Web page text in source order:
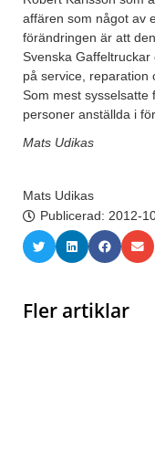
affären som något av
förändringen är att
Svenska
på service, reparation
Som mest sysselsatte
personer anställda i
Mats Udikas
Mats Udikas
Publicerad: 2012-
Fler artiklar